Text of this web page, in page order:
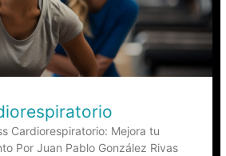
Cardiorespiratorio: Mejora tu
Por Juan Pablo González Rivas